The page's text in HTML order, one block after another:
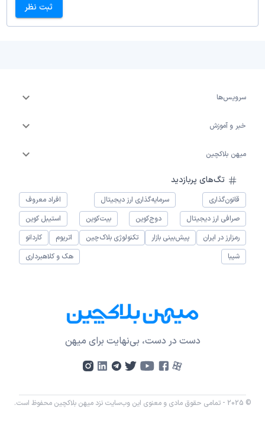
ثبت نظر
سرویس‌ها
خبر و آموزش
میهن بلاکچین
تگ‌های پربازدید
قانون‌گذاری سرمایه‌گذاری ارز دیجیتال
افراد معروف
صرافی ارز دیجیتال
دوج‌کوین بیت‌کوین
استیبل کوین
رمزارز در ایران
پیش‌بینی بازار تکنولوژی بلاک‌چین اتریوم
کاردانو
شیبا
هک و کلاهبرداری
دست در دست، بی‌نهایت برای میهن
© 2025 - تمامی حقوق مادی و معنوی این وب‌سایت نزد میهن بلاکچین محفوظ است.